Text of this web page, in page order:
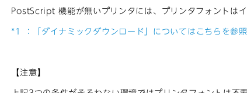
PostScript 機能が無いプリンタには、プリンタフォントはイ
*1 ：「ダイナミックダウンロード」についてはこちらを参照
【注意】